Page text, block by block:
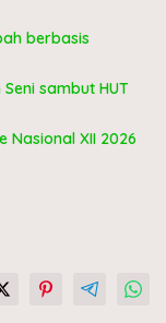
berbasis
sambut HUT
Nasional XII 2026